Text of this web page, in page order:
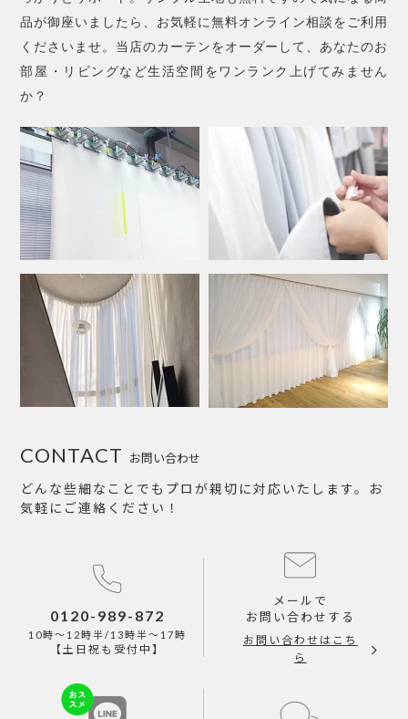
品が御座いましたら、お気軽に無料オンライン相談をご利用
くださいませ。当店のカーテンをオーダーして、あなたのお
部屋・リビングなど生活空間をワンランク上げてみません
か？
お問い合わせ
CONTACT
どんな些細なことでもプロが親切に対応いたします。お
気軽にご連絡ください！
0120-989-872
10時～12時半/13時半～17時
【土日祝も受付中】
メールで
お問い合わせする
お問い合わせはこち
ら